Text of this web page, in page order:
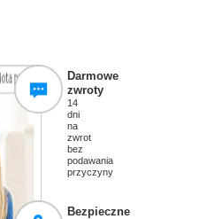
Darmowe
zwroty
14
dni
na
zwrot
bez
podawania
przyczyny
Bezpieczne